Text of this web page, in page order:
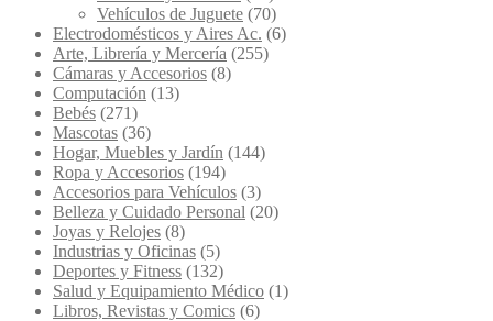
Vehículos de Juguete (70)
Electrodomésticos y Aires Ac. (6)
Arte, Librería y Mercería (255)
Cámaras y Accesorios (8)
Computación (13)
Bebés (271)
Mascotas (36)
Hogar, Muebles y Jardín (144)
Ropa y Accesorios (194)
Accesorios para Vehículos (3)
Belleza y Cuidado Personal (20)
Joyas y Relojes (8)
Industrias y Oficinas (5)
Deportes y Fitness (132)
Salud y Equipamiento Médico (1)
Libros, Revistas y Comics (6)